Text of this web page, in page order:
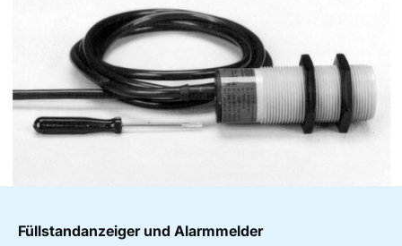
Füllstandanzeiger und Alarmmelder